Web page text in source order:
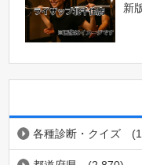
新
各種診断・クイズ